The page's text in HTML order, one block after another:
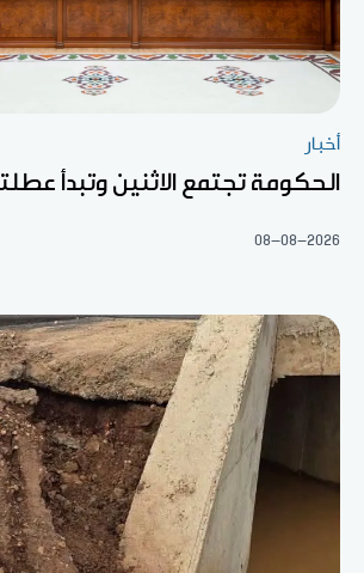
أخبار
الحكومة تجتمع الاثنين وتبدأ
08-08-2026